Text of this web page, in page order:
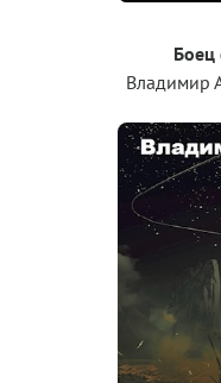
Боец
Владимир